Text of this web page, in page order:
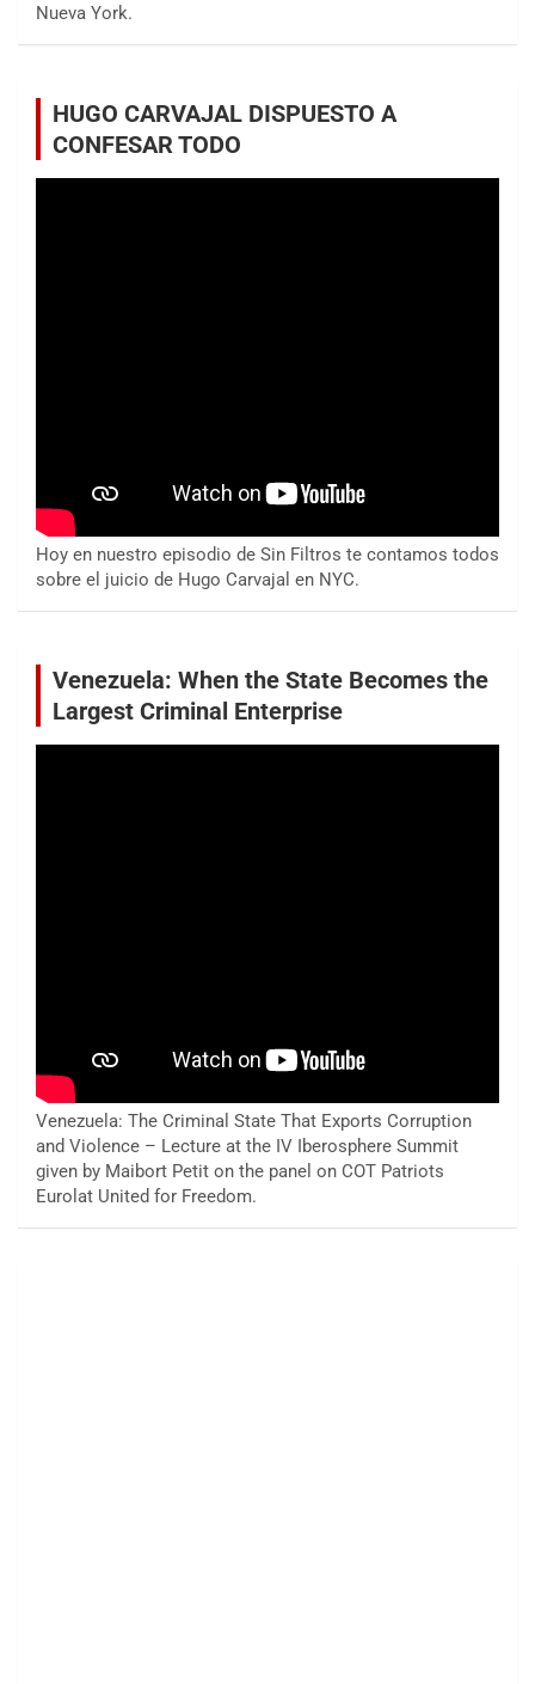
Nueva York.
HUGO CARVAJAL DISPUESTO A
CONFESAR TODO
Hoy en nuestro episodio de Sin Filtros te contamos todos
sobre el juicio de Hugo Carvajal en NYC.
Venezuela: When the State Becomes the
Largest Criminal Enterprise
Venezuela: The Criminal State That Exports Corruption
and Violence – Lecture at the IV Iberosphere Summit
given by Maibort Petit on the panel on COT Patriots
Eurolat United for Freedom.